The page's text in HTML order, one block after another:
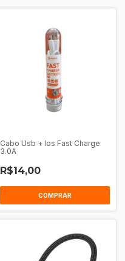
Cabo Usb + Ios Fast Charge
3.0A
R$14,00
COMPRAR